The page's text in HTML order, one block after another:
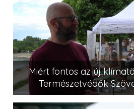
Miért fontos az új
Természetvédők